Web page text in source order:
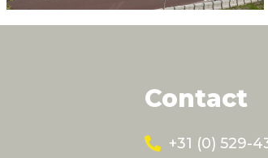
Contact
+31 (0) 529-